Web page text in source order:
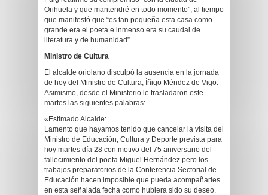
Orihuela y que mantendré en todo momento”, al tiempo
que manifestó que “es tan pequeña esta casa como
grande era el poeta e inmenso era su caudal de
literatura y de humanidad”.
Ministro de Cultura
El alcalde oriolano disculpó la ausencia en la jornada
de hoy del Ministro de Cultura, Íñigo Méndez de Vigo.
Asimismo, desde el Ministerio le trasladaron este
martes las siguientes palabras:
«Estimado Alcalde:
Lamento que hayamos tenido que cancelar la visita del
Ministro de Educación, Cultura y Deporte prevista para
hoy martes día 28 con motivo del 75 aniversario del
fallecimiento del poeta Miguel Hernández pero los
trabajos preparatorios de la Conferencia Sectorial de
Educación hacen imposible que pueda acompañarles
en esta señalada fecha como hubiera sido su deseo.